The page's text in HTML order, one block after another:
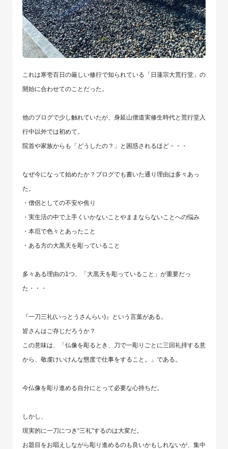
これは寒壱百日の厳しい修行で知られている「日蓮宗大荒行堂」の
開始に合わせてのことだった。
他のブログで少し触れていたが、身延山僧道実修生時代と荒行堂入
行中以外では初めて。
院首や家族からも「どうしたの？」と困惑されるほど・・・
なぜ今になって始めたか？ブログでも書いた通り理由は多々あっ
た。
・僧侶としての不安や焦り
・実生活の中で上手くいかないことやままならないことへの悩み
・本厄で色々とあったこと
・ある方の大黒天を彫っていること
多々ある理由の1つ、「大黒天を彫っていること」が重要だっ
た・・・
『一刀三礼(いっとうさんらい)』という言葉がある。
皆さんはご存じだろうか？
この意味は、「仏像を彫るとき、刀で一彫りごとに三回礼拝する意
から、敬虔けいけんな態度で仕事をすること。」である。
今仏像を彫り進める自分にとって必要な心持ちだ。
しかし、
現実的に一刀につき“三礼”するのは大変だ。
お題目をお唱えしながら彫り進めるのも良いかもしれないが、集中